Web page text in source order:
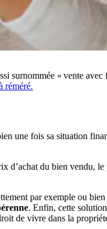
surnommée « vente
réméré.
une fois sa situation
d’achat du bien vendu,
par exemple ou
. Enfin, cette
de vivre dans la